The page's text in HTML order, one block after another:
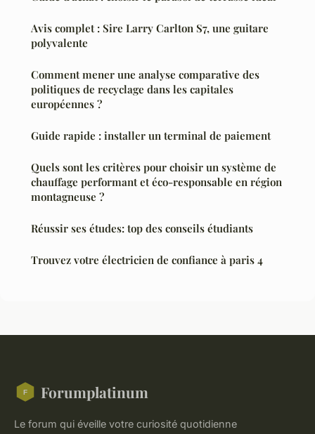
Avis complet : Sire Larry Carlton S7, une guitare
polyvalente
Comment mener une analyse comparative des
politiques de recyclage dans les capitales
européennes ?
Guide rapide : installer un terminal de paiement
Quels sont les critères pour choisir un système de
chauffage performant et éco-responsable en région
montagneuse ?
Réussir ses études: top des conseils étudiants
Trouvez votre électricien de confiance à paris 4
Forumplatinum
Le forum qui éveille votre curiosité quotidienne